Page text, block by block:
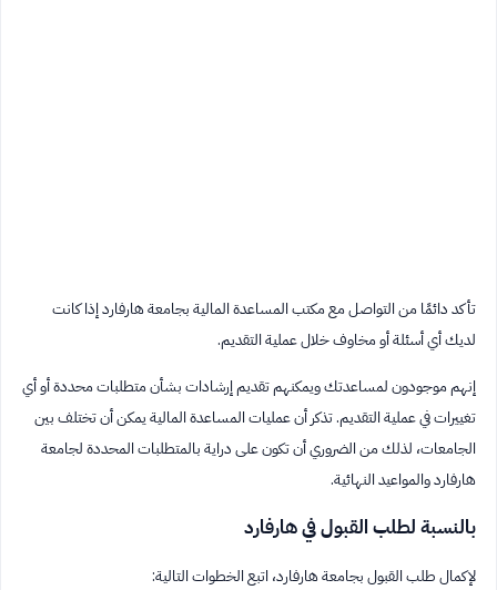
تأكد دائمًا من التواصل مع مكتب المساعدة المالية بجامعة هارفارد إذا كانت
لديك أي أسئلة أو مخاوف خلال عملية التقديم.
إنهم موجودون لمساعدتك ويمكنهم تقديم إرشادات بشأن متطلبات محددة أو أي
تغييرات في عملية التقديم. تذكر أن عمليات المساعدة المالية يمكن أن تختلف بين
الجامعات، لذلك من الضروري أن تكون على دراية بالمتطلبات المحددة لجامعة
هارفارد والمواعيد النهائية.
بالنسبة لطلب القبول في هارفارد
لإكمال طلب القبول بجامعة هارفارد، اتبع الخطوات التالية: